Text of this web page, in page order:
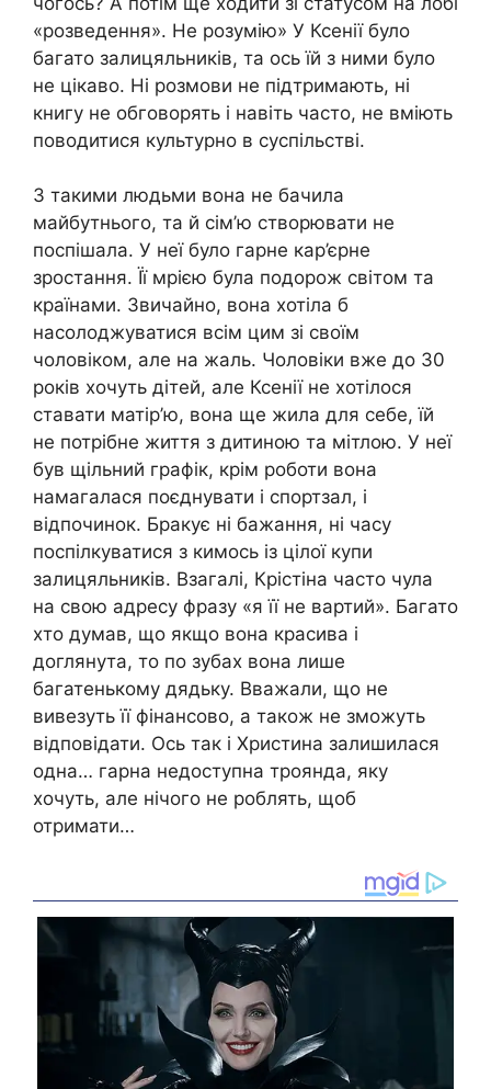
«розведення». Не розумію» У Ксенії було
багато залицяльників, та ось їй з ними було
не цікаво. Ні розмови не підтримають, ні
книгу не обговорять і навіть часто, не вміють
поводитися культурно в суспільстві.
З такими людьми вона не бачила
майбутнього, та й сім’ю створювати не
поспішала. У неї було гарне кар’єрне
зростання. Її мрією була подорож світом та
країнами. Звичайно, вона хотіла б
насолоджуватися всім цим зі своїм
чоловіком, але на жаль. Чоловіки вже до 30
років хочуть дітей, але Ксенії не хотілося
ставати матір’ю, вона ще жила для себе, їй
не потрібне життя з дитиною та мітлою. У неї
був щільний графік, крім роботи вона
намагалася поєднувати і спортзал, і
відпочинок. Бракує ні бажання, ні часу
поспілкуватися з кимось із цілої купи
залицяльників. Взагалі, Крістіна часто чула
на свою адресу фразу «я її не вартий». Багато
хто думав, що якщо вона красива і
доглянута, то по зубах вона лише
багатенькому дядьку. Вважали, що не
вивезуть її фінансово, а також не зможуть
відповідати. Ось так і Христина залишилася
одна… гарна недоступна троянда, яку
хочуть, але нічого не роблять, щоб
отримати…